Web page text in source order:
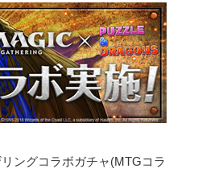
ングコラボガチャ(MTGコラ